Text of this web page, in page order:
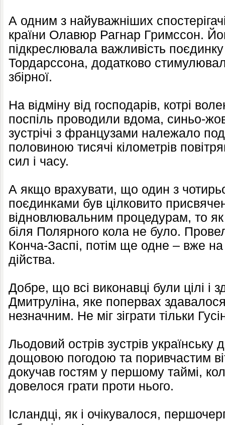
А одним з найуважніших
країни Олавюр Рагнар Гримссон.
підкреслювала важливість
Тордарссона, додатково
збірної.
На відміну від господарів, котрі
поспіль проводили вдома, синьо-
зустрічі з французами належало
половиною тисячі кілометрів
сил і часу.
А якщо врахувати, що один з
поєдинками був цілковито
відновлювальним процедурам, то як
біля Полярного кола не було.
Конча-Заспі, потім ще одне – вже
дійства.
Добре, що всі виконавці були цілі і
Дмитруліна, яке попервах
незначним. Не міг зіграти тільки
Льодовий острів зустрів українську
дощовою погодою та поривчастим
докучав гостям у першому таймі,
довелося грати проти нього.
Ісландці, як і очікувалося,